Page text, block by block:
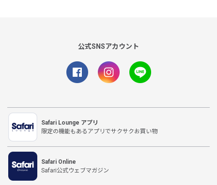
公式SNSアカウント
Safari Lounge アプリ
限定の機能もあるアプリでサクサクお買い物
Safari Online
Safari公式ウェブマガジン